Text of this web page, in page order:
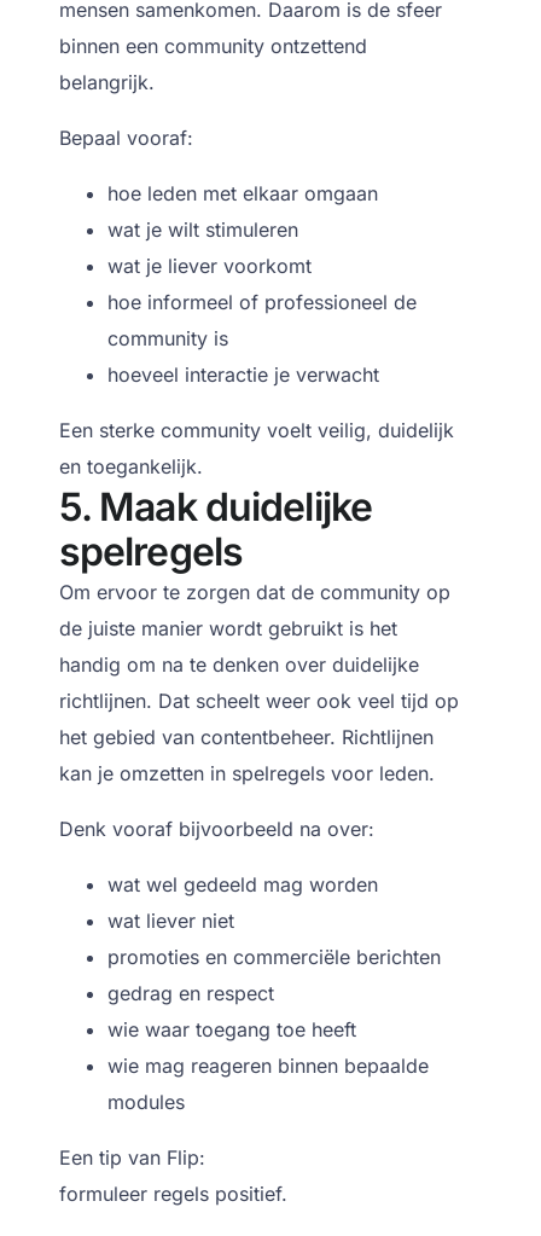
mensen samenkomen. Daarom is de sfeer
binnen een community ontzettend
belangrijk.
Bepaal vooraf:
hoe leden met elkaar omgaan
wat je wilt stimuleren
wat je liever voorkomt
hoe informeel of professioneel de
community is
hoeveel interactie je verwacht
Een sterke community voelt veilig, duidelijk
en toegankelijk.
5. Maak duidelijke
spelregels
Om ervoor te zorgen dat de community op
de juiste manier wordt gebruikt is het
handig om na te denken over duidelijke
richtlijnen. Dat scheelt weer ook veel tijd op
het gebied van contentbeheer. Richtlijnen
kan je omzetten in spelregels voor leden.
Denk vooraf bijvoorbeeld na over:
wat wel gedeeld mag worden
wat liever niet
promoties en commerciële berichten
gedrag en respect
wie waar toegang toe heeft
wie mag reageren binnen bepaalde
modules
Een tip van Flip:
formuleer regels positief.